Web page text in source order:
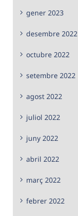
gener 2023
desembre 2022
octubre 2022
setembre 2022
agost 2022
juliol 2022
juny 2022
abril 2022
març 2022
febrer 2022